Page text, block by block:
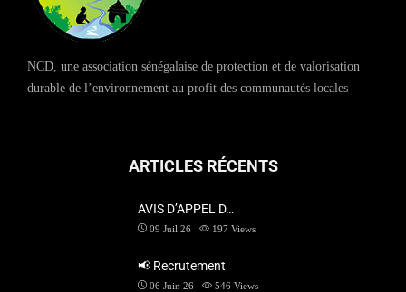
NCD, une association sénégalaise de protection et de valorisation
durable de l’environnement au profit des communautés locales
ARTICLES RÉCENTS
AVIS D’APPEL D…
09 Juil 26 197 Views
📢 Recrutement
06 Juin 26 546 Views